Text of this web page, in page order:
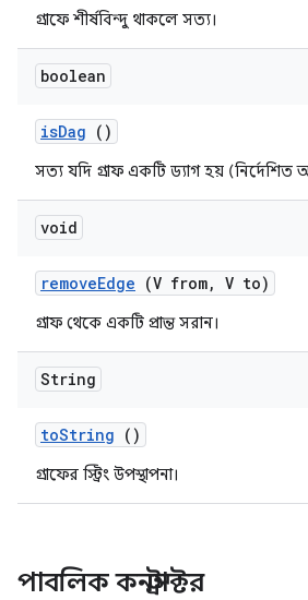
গ্রাফে শীর্ষবিন্দু থাকলে সত্য।
boolean
isDag ()
সত্য যদি গ্রাফ একটি ড্যাগ হয় (নির্দেশিত
void
removeEdge (V from, V to)
গ্রাফ থেকে একটি প্রান্ত সরান।
String
toString ()
গ্রাফের স্ট্রিং উপস্থাপনা।
পাবলিক কনস্ট্রাক্টর